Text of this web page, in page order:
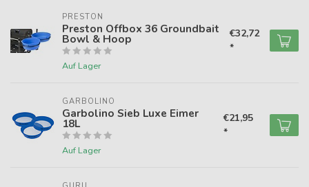
PRESTON
Preston Offbox 36 Groundbait
Bowl & Hoop
Auf Lager
€32,72
*
GARBOLINO
Garbolino Sieb Luxe Eimer
18L
Auf Lager
€21,95
*